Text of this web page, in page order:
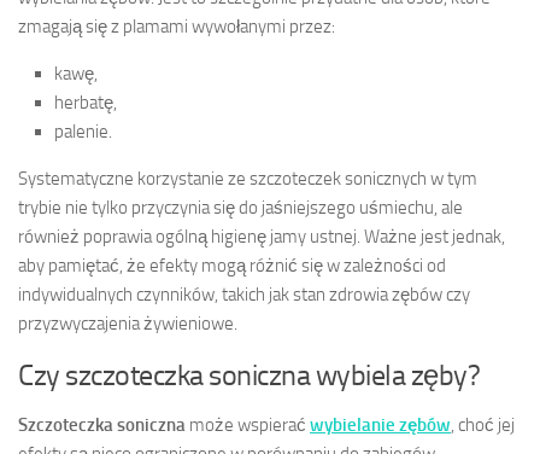
zmagają się z plamami wywołanymi przez:
kawę,
herbatę,
palenie.
Systematyczne korzystanie ze szczoteczek sonicznych w tym
trybie nie tylko przyczynia się do jaśniejszego uśmiechu, ale
również poprawia ogólną higienę jamy ustnej. Ważne jest jednak,
aby pamiętać, że efekty mogą różnić się w zależności od
indywidualnych czynników, takich jak stan zdrowia zębów czy
przyzwyczajenia żywieniowe.
Czy szczoteczka soniczna wybiela zęby?
Szczoteczka soniczna może wspierać wybielanie zębów, choć jej